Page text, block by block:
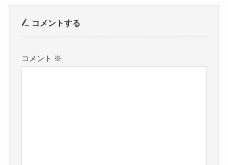
コメントする
コメント ※